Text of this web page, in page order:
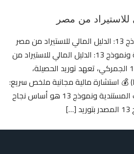
للاستيراد من مصر
الاعتمادات المستندية ونموذج 13: الدليل المالي للاستيراد من مصر
2026 الاعتمادات المستندية ونموذج 13: الدليل المالي للاستيراد من
مصر شرح شامل لـ: نموذج 13 الجمركي، تعهد توريد الحصيلة،
والاعتمادات المستندية (L/C) 💰 استشارة مالية مجانية ملخص سريع:
الربط الصحيح بين الاعتمادات المستندية ونموذج 13 هو أساس نجاح